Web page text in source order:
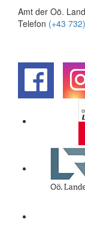
Amt der Oö.
Telefon (+43